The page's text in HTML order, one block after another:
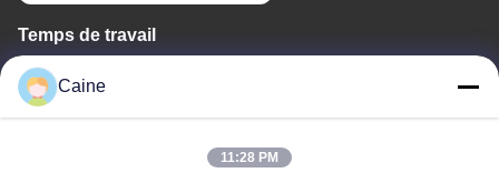
Temps de travail
9:00-18:00
Notre adresse
Adresse de l'entreprise
Caine
11:28 PM